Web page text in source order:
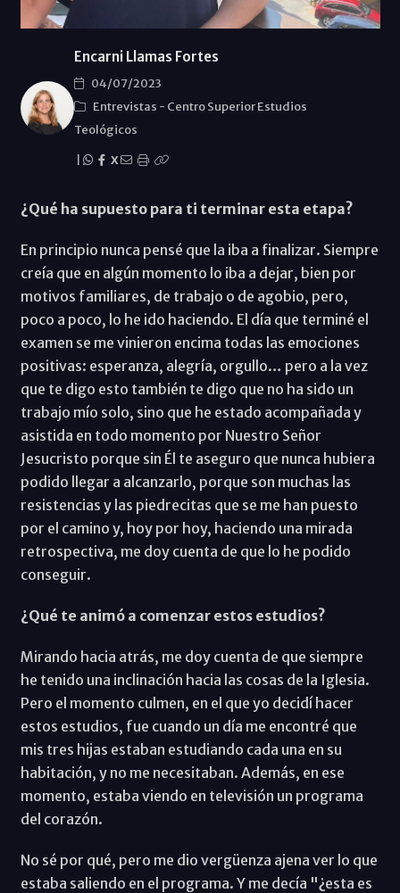
Encarni Llamas Fortes
04/07/2023
Entrevistas - Centro Superior Estudios
Teológicos
X
¿Qué ha supuesto para ti terminar esta etapa?
En principio nunca pensé que la iba a finalizar. Siempre
creía que en algún momento lo iba a dejar, bien por
motivos familiares, de trabajo o de agobio, pero,
poco a poco, lo he ido haciendo. El día que terminé el
examen se me vinieron encima todas las emociones
positivas: esperanza, alegría, orgullo… pero a la vez
que te digo esto también te digo que no ha sido un
trabajo mío solo, sino que he estado acompañada y
asistida en todo momento por Nuestro Señor
Jesucristo porque sin Él te aseguro que nunca hubiera
podido llegar a alcanzarlo, porque son muchas las
resistencias y las piedrecitas que se me han puesto
por el camino y, hoy por hoy, haciendo una mirada
retrospectiva, me doy cuenta de que lo he podido
conseguir.
¿Qué te animó a comenzar estos estudios?
Mirando hacia atrás, me doy cuenta de que siempre
he tenido una inclinación hacia las cosas de la Iglesia.
Pero el momento culmen, en el que yo decidí hacer
estos estudios, fue cuando un día me encontré que
mis tres hijas estaban estudiando cada una en su
habitación, y no me necesitaban. Además, en ese
momento, estaba viendo en televisión un programa
del corazón.
No sé por qué, pero me dio vergüenza ajena ver lo que
estaba saliendo en el programa. Y me decía "¿esta es